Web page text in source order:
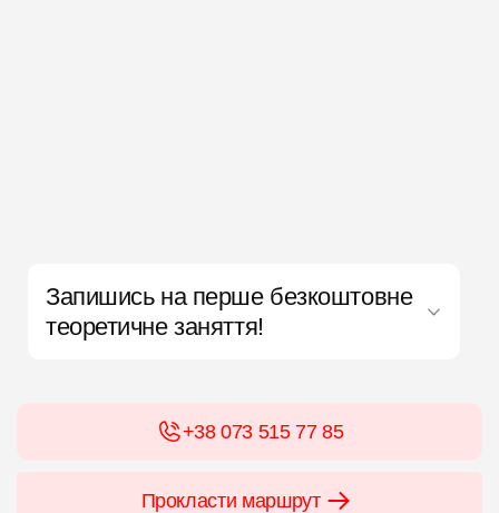
Запишись на перше безкоштовне
теоретичне заняття!
+38 073 515 77 85
Прокласти маршрут